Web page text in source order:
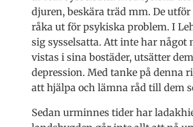
djuren, beskära träd mm. De
råka ut för psykiska problem. I
sig sysselsatta. Att inte har
vistas i sina bostäder, utsätter
depression. Med tanke på denna
att hjälpa och lämna råd till dem
Sedan urminnes tider har